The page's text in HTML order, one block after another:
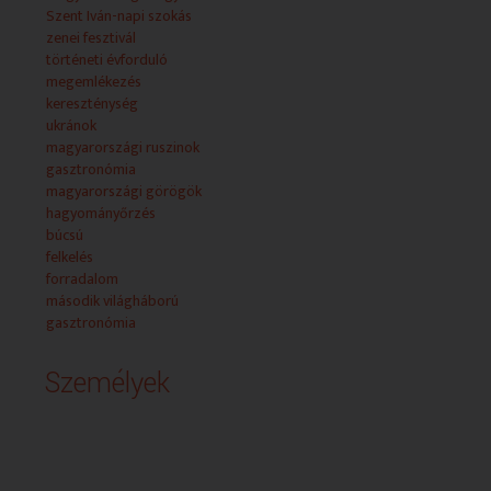
templomban és kertjében találkoztak a Szent Efrém
Férfikar barátai és vendégei egy kis öröméneklésre.
- IVANA KUPALA ÜNNEP
A Szentivánéj mágiákkal és apró csodákkal fűszerezett
éjszaka. Számos népi hagyomány kapcsolódik hozzá.
Az ukránoknál az ünnep a folyóról, a lányokról, a
virágokról, a vidámságról és a zenéről szól.
- A VARSÓI FELKELÉS EMLÉKÉRE
A folytatásban egy különleges film kapcsán
emlékezünk meg a varsói felkelésről. A filmet teljes
egészében korabeli dokumentum anyagokból vágták
össze. A felvételeket a Varsói Felkelés múzeuma
bocsátotta az alkotók rendelkezésére. Az eseményeket
két fiatal riporter szemével ismerhetjük meg, akik
szemtanúi voltak a harcoknak.
Ahány ház… – rovatunkban ezúttal az örmény Bozbash
leves elkészítését ismerhetik meg.
Szent Iván-napi szokás
zenei fesztivál
történeti évforduló
megemlékezés
kereszténység
ukránok
magyarországi ruszinok
gasztronómia
magyarországi görögök
hagyományőrzés
búcsú
felkelés
forradalom
második világháború
gasztronómia
Személyek